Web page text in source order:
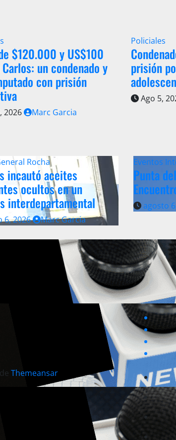
$120.000 y US$100
un condenado y
con prisión
2026 Marc Garcia
Policiales
prisión
Ago 5,
Rocha
incautó aceites
ocultos en un
interdepartamental
6, 2026 Marc Garcia
Eventos
Punta
agosto
Themeansar